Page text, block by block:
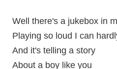
Well there's a jukebox in
Playing so loud I can
And it's telling a story
About a boy like you
automático